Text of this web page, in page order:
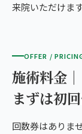
来院いただけま
OFFER /
施術料金｜
まずは初
回数券はありま